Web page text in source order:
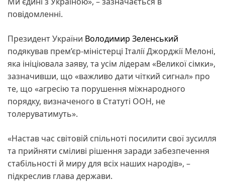
повідомленні.
Президент України Володимир Зеленський
подякував прем’єр-міністерці Італії Джорджії Мелоні,
яка ініціювала заяву, та усім лідерам «Великої сімки»,
зазначивши, що «важливо дати чіткий сигнал» про
те, що «агресію та порушення міжнародного
порядку, визначеного в Статуті ООН, не
толеруватимуть».
«Настав час світовій спільноті посилити свої зусилля
та прийняти сміливі рішення заради забезпечення
стабільності й миру для всіх наших народів», –
підкреслив глава держави.